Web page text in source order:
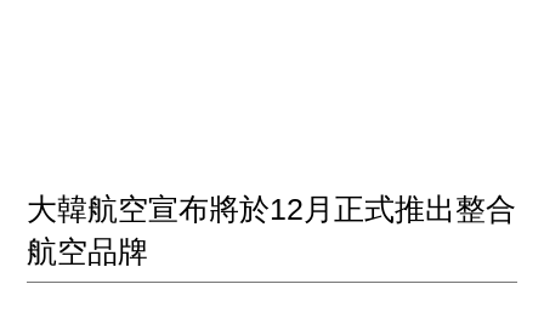
大韓航空宣布將於12月正式推出整合
航空品牌